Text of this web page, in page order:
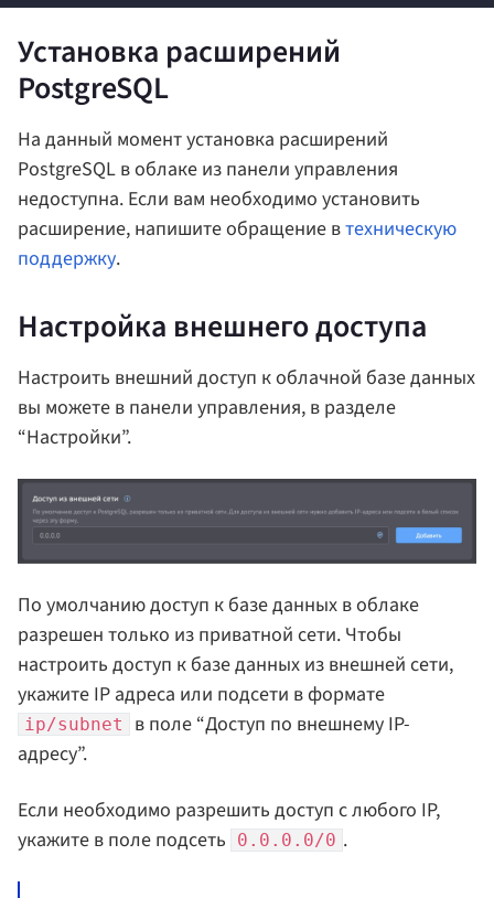
Установка расширений
PostgreSQL
На данный момент установка расширений
PostgreSQL в облаке из панели управления
недоступна. Если вам необходимо установить
расширение, напишите обращение втехническую
поддержку.
Настройка внешнего доступа
Настроить внешний доступ к облачной базе данных
вы можете в панели управления, в разделе
“Настройки”.
По умолчанию доступ к базе данных в облаке
разрешен только из приватной сети. Чтобы
настроить доступ к базе данных из внешней сети,
укажите IP адреса или подсети в формате
ip/subnet
в поле “Доступ по внешнему IP-
адресу”.
Если необходимо разрешить доступ с любого IP,
укажите в поле подсеть
0.0.0.0/0 .